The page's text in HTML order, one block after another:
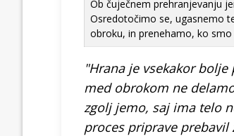
Ob čuječnem prehranjevanju
Osredotočimo se, ugasnemo
obroku, in prenehamo, ko smo
"Hrana je vsekakor bolje
med obrokom ne
zgolj jemo, saj ima telo
proces priprave prebavil